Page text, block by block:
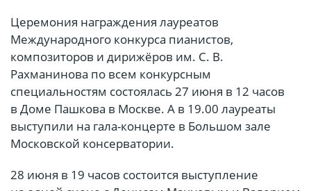
Церемония награждения лауреатов
Международного конкурса пианистов,
композиторов и дирижёров им. С. В.
Рахманинова по всем конкурсным
специальностям состоялась 27 июня в 12 часов
в Доме Пашкова в Москве. А в 19.00 лауреаты
выступили на гала-концерте в Большом зале
Московской консерватории.
28 июня в 19 часов состоится выступление